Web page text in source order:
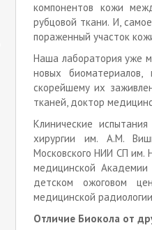
компонентов кожи
рубцовой ткани. И,
пораженный участок
Наша лаборатория уже
новых биоматериалов,
скорейшему их
тканей, доктор
Клинические
хирургии им. А.М.
Московского НИИ СП им.
медицинской
детском ожоговом
медицинской
Отличие Биокола от